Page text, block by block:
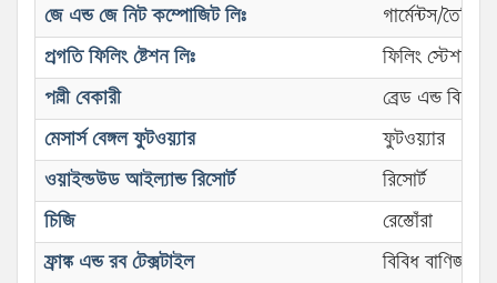
জে এন্ড জে নিট কম্পোজিট লিঃ
গার্মেন্টস/তৈরি
প্রগতি ফিলিং ষ্টেশন লিঃ
ফিলিং স্টেশন/
পল্লী বেকারী
ব্রেড এন্ড বিস্কুট
মেসার্স বেঙ্গল ফুটওয়্যার
ফুটওয়্যার
ওয়াইল্ডউড আইল্যান্ড রিসোর্ট
রিসোর্ট
চিজি
রেস্তোঁরা
ফ্রাঙ্ক এন্ড রব টেক্সটাইল
বিবিধ বাণিজ্য